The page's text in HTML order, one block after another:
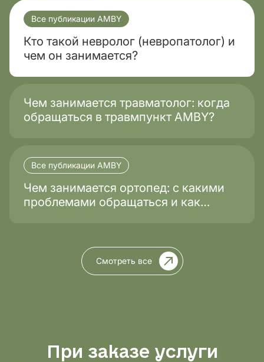
Все публикации AMBY
Кто такой невролог (невропатолог) и
чем он занимается?
Чем занимается травматолог: когда
обращаться в травмпункт AMBY?
Все публикации AMBY
Чем занимается ортопед: с какими
проблемами обращаться и как
Смотреть все
При заказе услуги